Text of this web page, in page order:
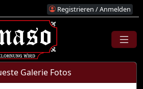
Registrieren / Anmelden
Galerie Fotos